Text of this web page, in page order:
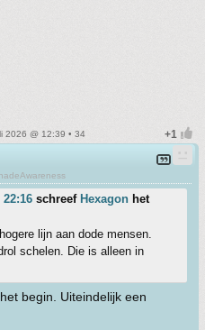
2026 @ 12:39 • 34
schreef Hexagon het
lijn aan dode mensen.
schelen. Die is alleen in
begin. Uiteindelijk een